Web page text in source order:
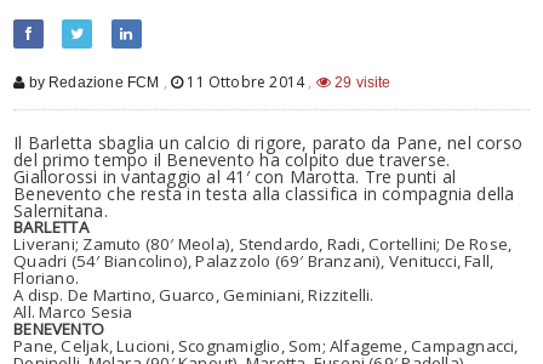
by Redazione FCM , 11 Ottobre 2014, 29 visite
Il Barletta sbaglia un calcio di rigore, parato da Pane, nel corso
del primo tempo il Benevento ha colpito due traverse.
Giallorossi in vantaggio al 41′ con Marotta. Tre punti al
Benevento che resta in testa alla classifica in compagnia della
Salernitana.
BARLETTA
Liverani; Zamuto (80′ Meola), Stendardo, Radi, Cortellini; De Rose,
Quadri (54′ Biancolino), Palazzolo (69′ Branzani), Venitucci, Fall,
Floriano.
A disp. De Martino, Guarco, Geminiani, Rizzitelli.
All. Marco Sesia
BENEVENTO
Pane, Celjak, Lucioni, Scognamiglio, Som; Alfageme, Campagnacci,